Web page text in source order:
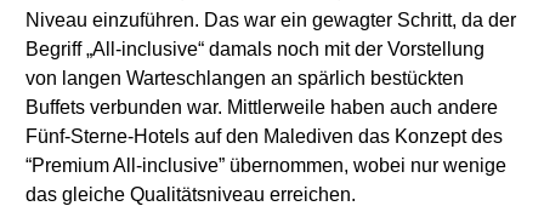
Niveau einzuführen. Das war ein gewagter Schritt, da der
Begriff „All-inclusive“ damals noch mit der Vorstellung
von langen Warteschlangen an spärlich bestückten
Buffets verbunden war. Mittlerweile haben auch andere
Fünf-Sterne-Hotels auf den Malediven das Konzept des
“Premium All-inclusive” übernommen, wobei nur wenige
das gleiche Qualitätsniveau erreichen.